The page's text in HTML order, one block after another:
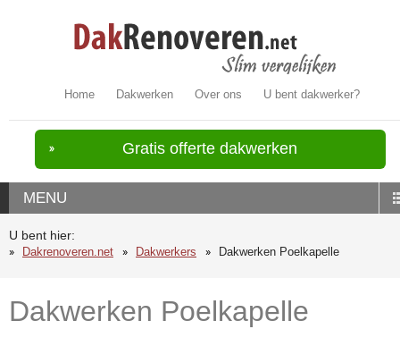
Home Dakwerken Over ons U bent dakwerker?
Gratis offerte dakwerken
MENU
U bent hier:
Dakrenoveren.net
Dakwerkers Dakwerken Poelkapelle
Dakwerken Poelkapelle